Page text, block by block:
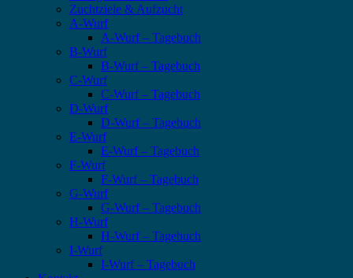
Zuchtziele & Aufzucht
A-Wurf
A-Wurf – Tagebuch
B-Wurf
B-Wurf – Tagebuch
C-Wurf
C-Wurf – Tagebuch
D-Wurf
D-Wurf – Tagebuch
E-Wurf
E-Wurf – Tagebuch
F-Wurf
F-Wurf – Tagebuch
G-Wurf
G-Wurf – Tagebuch
H-Wurf
H-Wurf – Tagebuch
I-Wurf
I-Wurf – Tagebuch